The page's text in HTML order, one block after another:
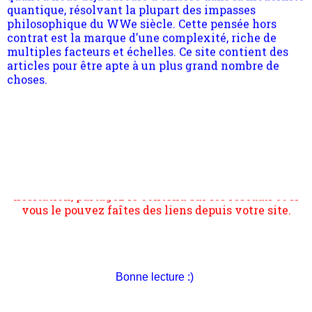
multiples facteurs et échelles. Ce site contient des
articles pour être apte à un plus grand nombre de
choses.
hésitation, partagez le contenu sur les réseaux et si
Bonne lecture :)